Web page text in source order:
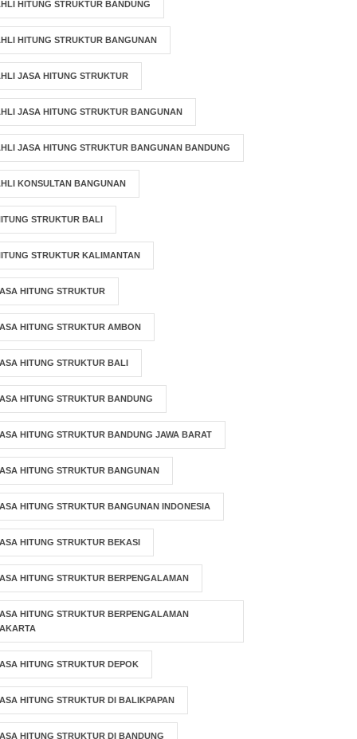
HITUNG STRUKTUR BANDUNG
HITUNG STRUKTUR BANGUNAN
JASA HITUNG STRUKTUR
JASA HITUNG STRUKTUR BANGUNAN
JASA HITUNG STRUKTUR BANGUNAN BANDUNG
KONSULTAN BANGUNAN
STRUKTUR BALI
STRUKTUR KALIMANTAN
HITUNG STRUKTUR
HITUNG STRUKTUR AMBON
HITUNG STRUKTUR BALI
HITUNG STRUKTUR BANDUNG
HITUNG STRUKTUR BANDUNG JAWA BARAT
HITUNG STRUKTUR BANGUNAN
HITUNG STRUKTUR BANGUNAN INDONESIA
HITUNG STRUKTUR BEKASI
HITUNG STRUKTUR BERPENGALAMAN
HITUNG STRUKTUR BERPENGALAMAN
HITUNG STRUKTUR DEPOK
HITUNG STRUKTUR DI BALIKPAPAN
HITUNG STRUKTUR DI BANDUNG